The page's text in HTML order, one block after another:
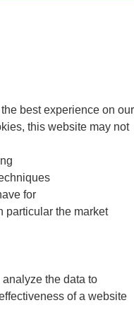
best experience on our
this website may not
for
particular the market
analyze the data to
of a website